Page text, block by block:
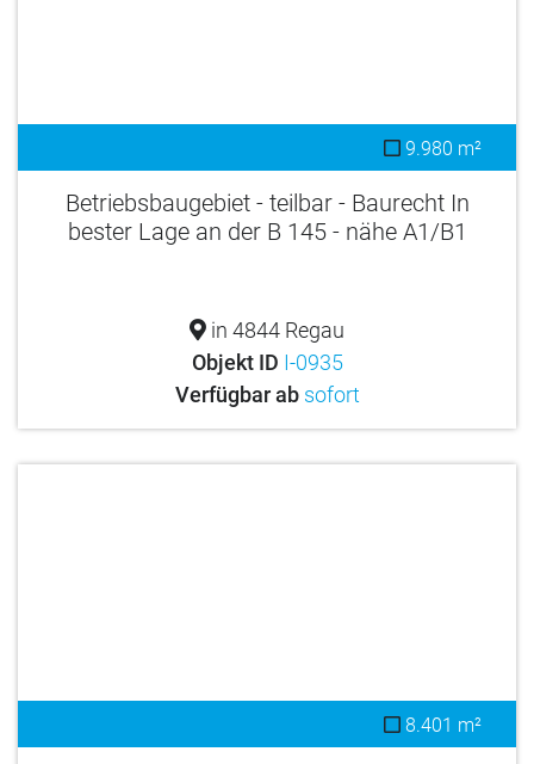
9.980 m²
Betriebsbaugebiet - teilbar - Baurecht In
bester Lage an der B 145 - nähe A1/B1
in 4844 Regau
Objekt ID I-0935
Verfügbar ab sofort
8.401 m²